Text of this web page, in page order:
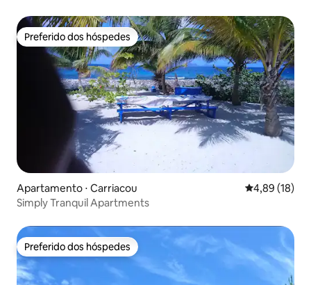
Preferido dos hóspedes
Preferido dos hóspedes
Apartamento ⋅ Carriacou 4,89 de uma
4,89 (18)
Simply Tranquil Apartments
Preferido dos hóspedes
Preferido dos hóspedes